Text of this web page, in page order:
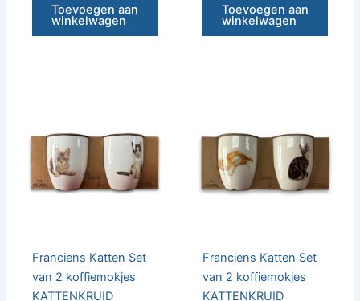
Toevoegen aan
winkelwagen
Toevoegen aan
winkelwagen
Franciens Katten Set
van 2 koffiemokjes
KATTENKRUID
Franciens Katten Set
van 2 koffiemokjes
KATTENKRUID